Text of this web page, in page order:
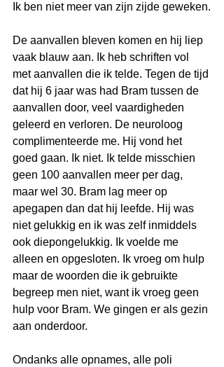
Ik ben niet meer van zijn zijde geweken.
De aanvallen bleven komen en hij liep
vaak blauw aan. Ik heb schriften vol
met aanvallen die ik telde. Tegen de tijd
dat hij 6 jaar was had Bram tussen de
aanvallen door, veel vaardigheden
geleerd en verloren. De neuroloog
complimenteerde me. Hij vond het
goed gaan. Ik niet. Ik telde misschien
geen 100 aanvallen meer per dag,
maar wel 30. Bram lag meer op
apegapen dan dat hij leefde. Hij was
niet gelukkig en ik was zelf inmiddels
ook diepongelukkig. Ik voelde me
alleen en opgesloten. Ik vroeg om hulp
maar de woorden die ik gebruikte
begreep men niet, want ik vroeg geen
hulp voor Bram. We gingen er als gezin
aan onderdoor.
Ondanks alle opnames, alle poli